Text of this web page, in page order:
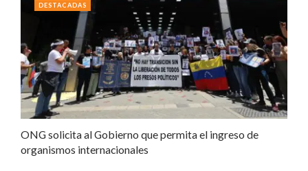
ONG solicita al Gobierno que permita el ingreso de
organismos internacionales
DESTACADAS